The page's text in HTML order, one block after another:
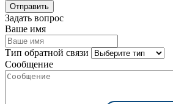
Задать вопрос
Ваше имя
Тип обратной связи
Сообщение